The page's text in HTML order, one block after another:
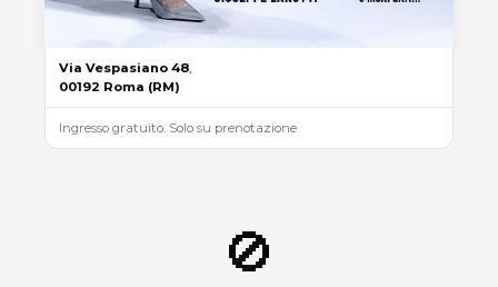
Via Vespasiano 48
00192 Roma (RM)
Ingresso gratuito. Solo su prenotazione
🚫